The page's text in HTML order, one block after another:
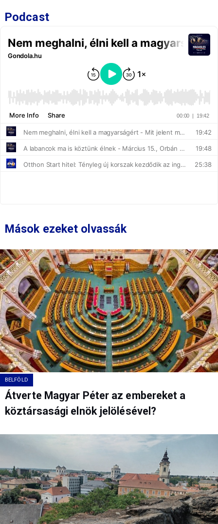
Podcast
Mások ezeket olvassák
BELFÖLD
Átverte Magyar Péter az embereket a
köztársasági elnök jelölésével?